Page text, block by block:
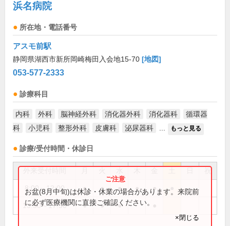
浜名病院
所在地・電話番号
アスモ前駅
静岡県湖西市新所岡崎梅田入会地15-70 [地図]
053-577-2333
診療科目
内科 外科 脳神経外科 消化器外科 消化器科
循環器
科
小児科 整形外科 皮膚科 泌尿器科 もっと見る
診療/受付時間・休診日
祝
8:00～12:00 ● ● ● ● ●
13:30～17:30 ● ● ●
お盆(8月中旬)は休診・休業の場合があります。来院前
に必ず医療機関に直接ご確認ください。
×閉じる